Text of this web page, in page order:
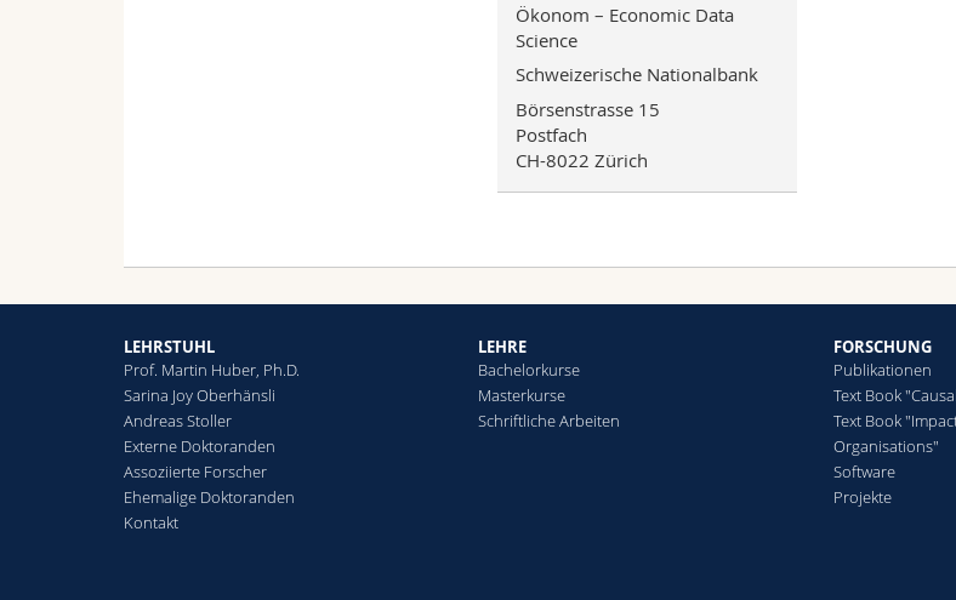
Ökonom – Economic Data
Science
Schweizerische Nationalbank
Börsenstrasse 15
Postfach
CH-8022 Zürich
LEHRSTUHL
Prof. Martin Huber, Ph.D.
Sarina Joy Oberhänsli
Andreas Stoller
Externe Doktoranden
Assoziierte Forscher
Ehemalige Doktoranden
Kontakt
LEHRE
Bachelorkurse
Masterkurse
Schriftliche Arbeiten
FORSCHUNG
Publikationen
Text Book
Text Book
Organisations"
Software
Projekte